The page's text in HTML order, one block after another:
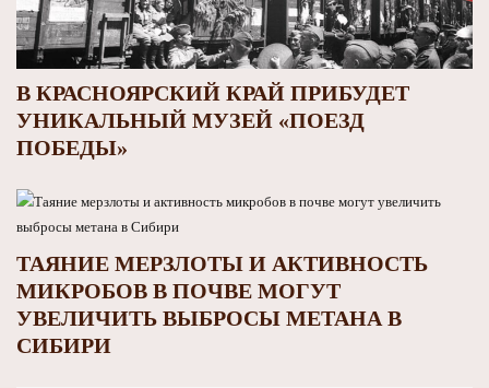
В КРАСНОЯРСКИЙ КРАЙ ПРИБУДЕТ
УНИКАЛЬНЫЙ МУЗЕЙ «ПОЕЗД
ПОБЕДЫ»
ТАЯНИЕ МЕРЗЛОТЫ И АКТИВНОСТЬ
МИКРОБОВ В ПОЧВЕ МОГУТ
УВЕЛИЧИТЬ ВЫБРОСЫ МЕТАНА В
СИБИРИ